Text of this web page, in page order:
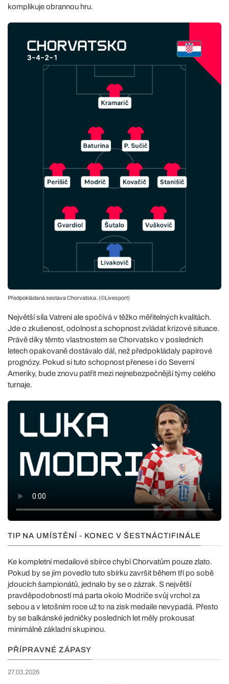
komplikuje obrannou hru.
Předpokládaná sestava Chorvatska. (©Livesport)
Největší síla Vatreni ale spočívá v těžko měřitelných kvalitách.
Jde o zkušenost, odolnost a schopnost zvládat krizové situace.
Právě díky těmto vlastnostem se Chorvatsko v posledních
letech opakovaně dostávalo dál, než předpokládaly papírové
prognózy. Pokud si tuto schopnost přenese i do Severní
Ameriky, bude znovu patřit mezi nejnebezpečnější týmy celého
turnaje.
TIP NA UMÍSTĚNÍ - KONEC V ŠESTNÁCTIFINÁLE
Ke kompletní medailové sbírce chybí Chorvatům pouze zlato.
Pokud by se jim povedlo tuto sbírku završit během tří po sobě
jdoucích šampionátů, jednalo by se o zázrak. S největší
pravděpodobností má parta okolo Modriče svůj vrchol za
sebou a v letošním roce už to na zisk medaile nevypadá. Přesto
by se balkánské jedničky posledních let měly prokousat
minimálně základní skupinou.
PŘÍPRAVNÉ ZÁPASY
27.03.2026